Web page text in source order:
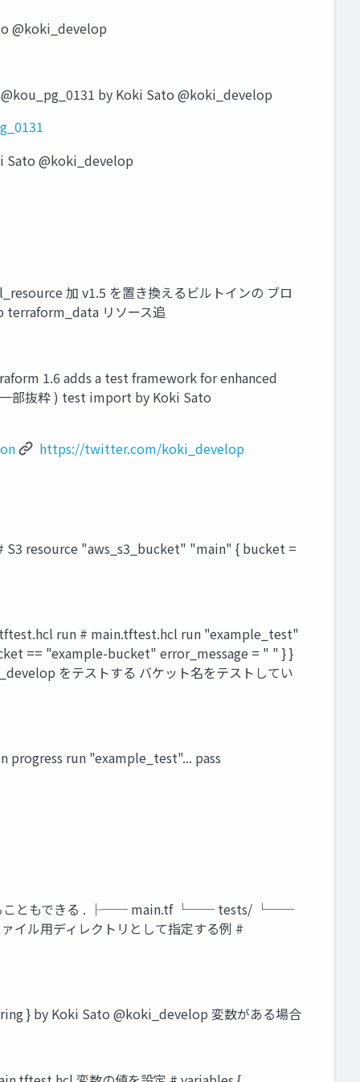
@koki_develop
by Koki Sato @koki_develop
Sato @koki_develop
加 v1.5 を置き換えるビルトインの ブロ
terraform_data リソース追
1.6 adds a test framework for enhanced
部抜粋 ) test import by Koki Sato
https://twitter.com/koki_develop
S3 resource "aws_s3_bucket" "main" { bucket =
.tftest.hcl run # main.tftest.hcl run "example_test"
== "example-bucket" error_message = " " } }
をテストする バケット名をテストしてい
progress run "example_test"... pass
めることもできる . ├── main.tf └── tests/ └──
イル用ディレクトリとして指定する例 #
} by Koki Sato @koki_develop 変数がある場合